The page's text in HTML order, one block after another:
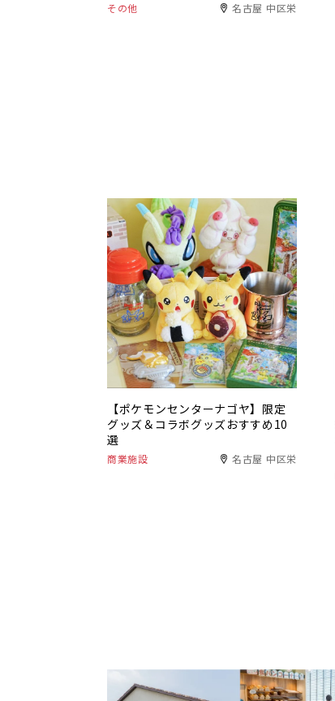
その他 名古屋 中区栄
【ポケモンセンターナゴヤ】限定
グッズ＆コラボグッズおすすめ10
選
商業施設 名古屋 中区栄